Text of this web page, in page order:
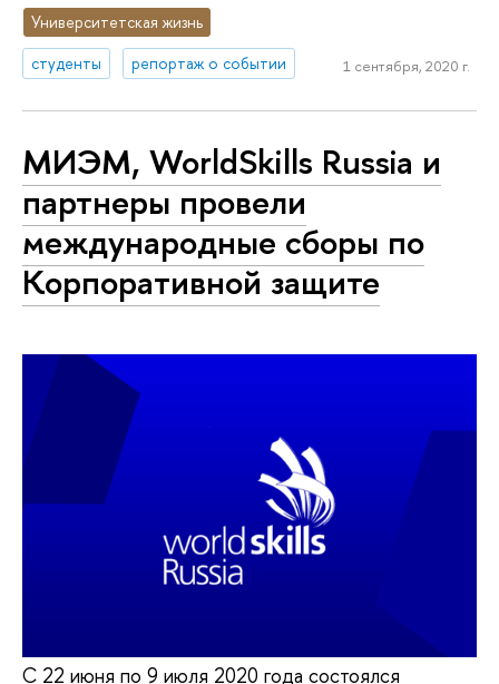
Университетская жизнь
студенты
репортаж о событии 1 сентября, 2020 г.
МИЭМ, WorldSkills Russia и
партнеры провели
международные сборы по
Корпоративной защите
C 22 июня по 9 июля 2020 года состоялся